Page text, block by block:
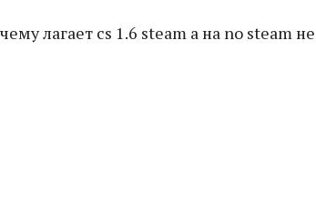
лагает cs 1.6 steam а на no steam не